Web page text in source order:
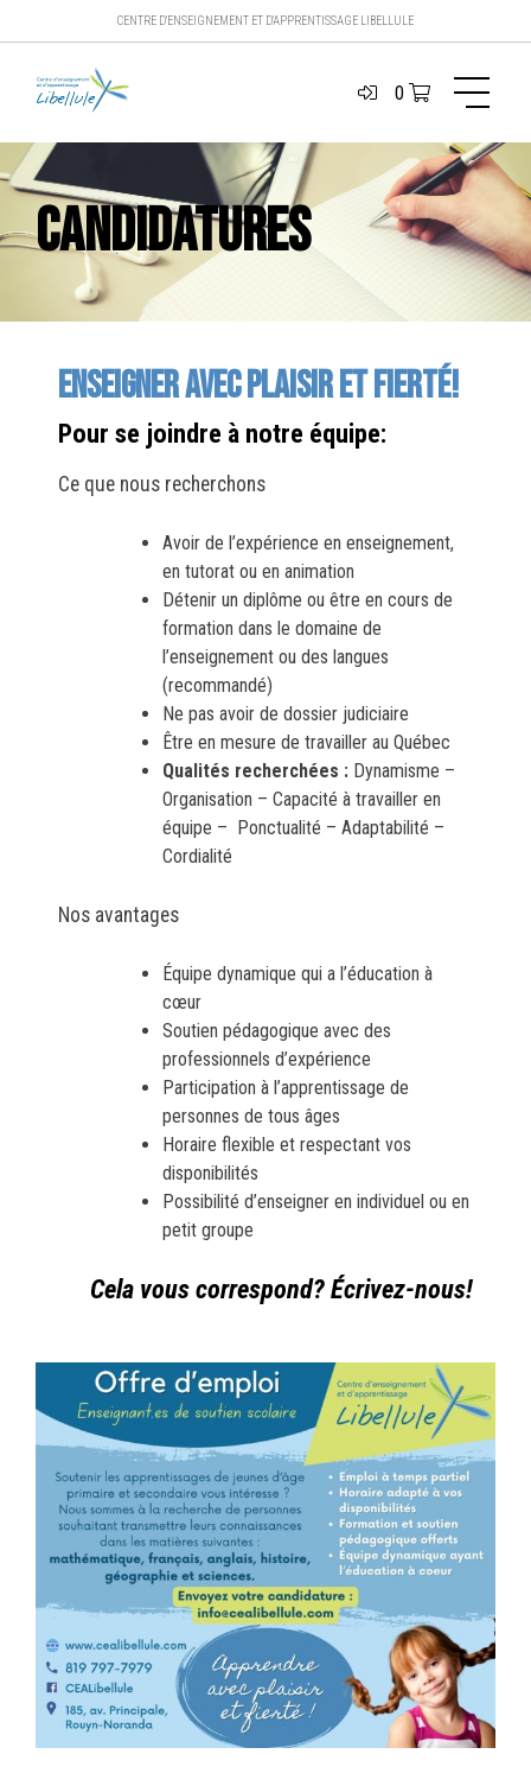
CENTRE D'ENSEIGNEMENT ET D'APPRENTISSAGE LIBELLULE
0
Candidatures
Enseigner avec plaisir et fierté!
Pour se joindre à notre équipe:
Ce que nous recherchons
Avoir de l’expérience en enseignement,
en tutorat ou en animation
Détenir un diplôme ou être en cours de
formation dans le domaine de
l’enseignement ou des langues
(recommandé)
Ne pas avoir de dossier judiciaire
Être en mesure de travailler au Québec
Qualités recherchées : Dynamisme –
Organisation – Capacité à travailler en
équipe – Ponctualité – Adaptabilité –
Cordialité
Nos avantages
Équipe dynamique qui a l’éducation à
cœur
Soutien pédagogique avec des
professionnels d’expérience
Participation à l’apprentissage de
personnes de tous âges
Horaire flexible et respectant vos
disponibilités
Possibilité d’enseigner en individuel ou en
petit groupe
Cela vous correspond? Écrivez-nous!